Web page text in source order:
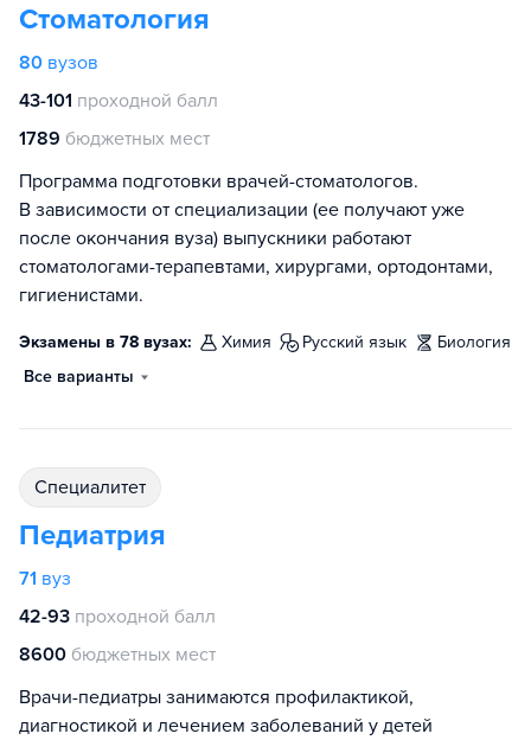
Стоматология
80 вузов
43-101 проходной балл
1789 бюджетных мест
Программа подготовки врачей-стоматологов.
В зависимости от специализации (ее получают уже
после окончания вуза) выпускники работают
стоматологами-терапевтами, хирургами, ортодонтами,
гигиенистами.
Экзамены в 78 вузах: химия русский язык
биология
Все варианты
специалитет
Педиатрия
71 вуз
42-93 проходной балл
8600 бюджетных мест
Врачи-педиатры занимаются профилактикой,
диагностикой и лечением заболеваний у детей